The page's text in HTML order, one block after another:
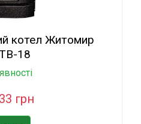
котел Житомир
18
грн